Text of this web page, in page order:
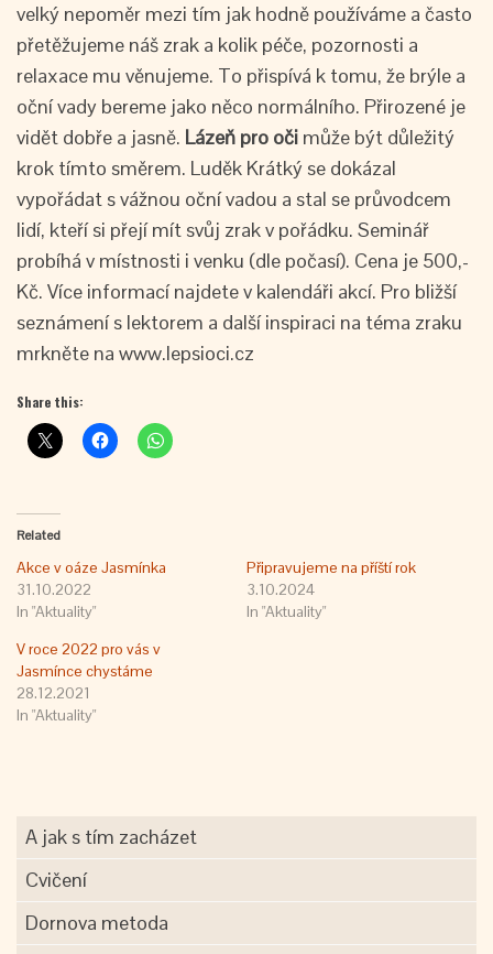
velký nepoměr mezi tím jak hodně používáme a často
přetěžujeme náš zrak a kolik péče, pozornosti a
relaxace mu věnujeme. To přispívá k tomu, že brýle a
oční vady bereme jako něco normálního. Přirozené je
vidět dobře a jasně. Lázeň pro oči může být důležitý
krok tímto směrem. Luděk Krátký se dokázal
vypořádat s vážnou oční vadou a stal se průvodcem
lidí, kteří si přejí mít svůj zrak v pořádku. Seminář
probíhá v místnosti i venku (dle počasí). Cena je 500,-
Kč. Více informací najdete v kalendáři akcí. Pro bližší
seznámení s lektorem a další inspiraci na téma zraku
mrkněte na www.lepsioci.cz
Share this:
Related
Akce v oáze Jasmínka
31.10.2022
In "Aktuality"
Připravujeme na příští rok
3.10.2024
In "Aktuality"
V roce 2022 pro vás v
Jasmínce chystáme
28.12.2021
In "Aktuality"
A jak s tím zacházet
Cvičení
Dornova metoda